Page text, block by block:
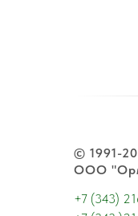
© 1991-
ООО
+7 (343)